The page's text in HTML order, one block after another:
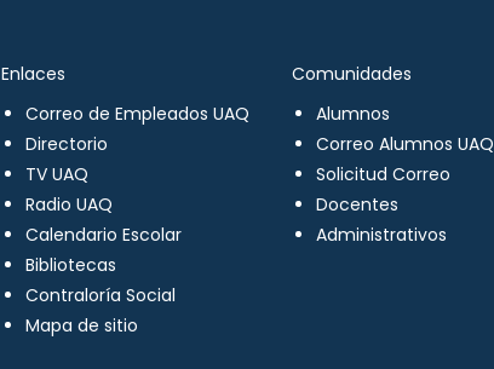
Enlaces
Correo de Empleados UAQ
Directorio
TV UAQ
Radio UAQ
Calendario Escolar
Bibliotecas
Contraloría Social
Mapa de sitio
Comunidades
Alumnos
Correo Alumnos UAQ
Solicitud Correo
Docentes
Administrativos